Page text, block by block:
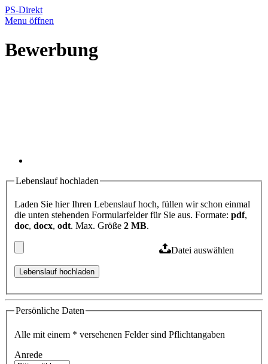
PS-Direkt
Menu öffnen
Bewerbung
Lebenslauf hochladen
Laden Sie hier Ihren Lebenslauf hoch, füllen wir schon einmal
die unten stehenden Formularfelder für Sie aus. Formate: pdf,
doc, docx, odt. Max. Größe 2 MB.
Datei auswählen
Persönliche Daten
Alle mit einem * versehenen Felder sind Pflichtangaben
Anrede